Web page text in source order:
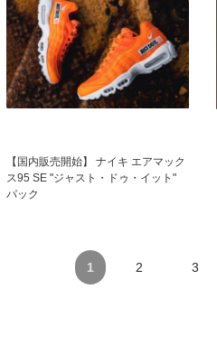
【国内販売開始】 ナイキ エアマック
ス95 SE "ジャスト・ドゥ・イット"
パック
1 2 3